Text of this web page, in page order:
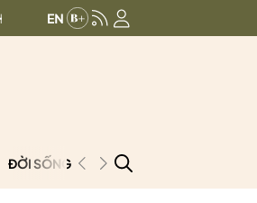
+ 0.25 (+0.09%)
ĐỜI SỐNG PODCAST